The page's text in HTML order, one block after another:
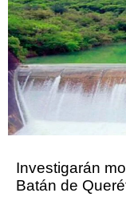
Investigarán
Batán de